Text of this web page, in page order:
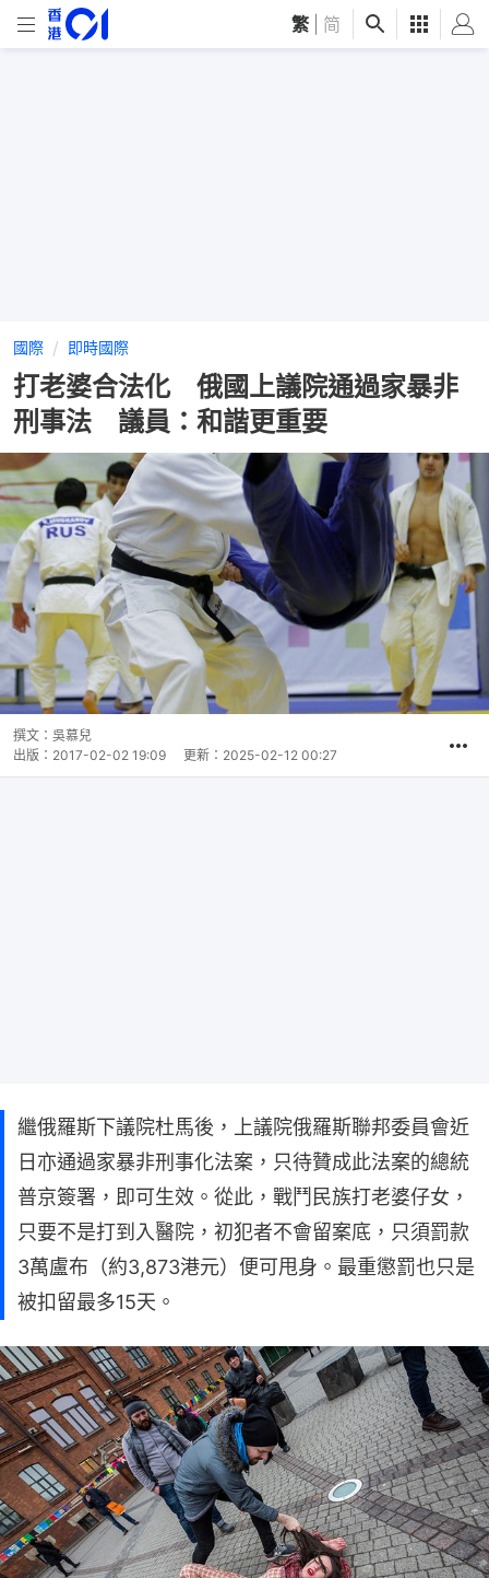
繁 简
國際 即時國際
打老婆合法化 俄國上議院通過家暴非
刑事法 議員：和諧更重要
撰文： 吳慕兒
出版： 2017-02-02 19:09 更新： 2025-02-12 00:27
繼俄羅斯下議院杜馬後，上議院俄羅斯聯邦委員會近
日亦通過家暴非刑事化法案，只待贊成此法案的總統
普京簽署，即可生效。從此，戰鬥民族打老婆仔女，
只要不是打到入醫院，初犯者不會留案底，只須罰款
3萬盧布（約3,873港元）便可甩身。最重懲罰也只是
被扣留最多15天。